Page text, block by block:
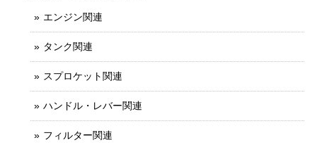
エンジン関連
タンク関連
スプロケット関連
ハンドル・レバー関連
フィルター関連